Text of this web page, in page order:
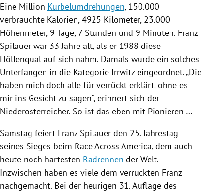
Untermenü
Eine Million Kurbelumdrehungen, 150.000
verbrauchte Kalorien, 4925 Kilometer, 23.000
Höhenmeter, 9 Tage, 7 Stunden und 9 Minuten. Franz
Spilauer war 33 Jahre alt, als er 1988 diese
Höllenqual auf sich nahm. Damals wurde ein solches
Unterfangen in die Kategorie Irrwitz eingeordnet. „Die
haben mich doch alle für verrückt erklärt, ohne es
mir ins Gesicht zu sagen“, erinnert sich der
Niederösterreicher. So ist das eben mit Pionieren …
Samstag feiert Franz Spilauer den 25. Jahrestag
seines Sieges beim Race Across America, dem auch
heute noch härtesten Radrennen der Welt.
Inzwischen haben es viele dem verrückten Franz
nachgemacht. Bei der heurigen 31. Auflage des